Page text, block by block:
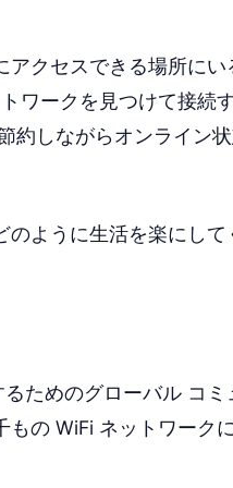
アクセスできる場所に
ワークを見つけて接続
約しながらオンライン
ように生活を楽にし
ためのグローバル コミ
の WiFi ネットワーク